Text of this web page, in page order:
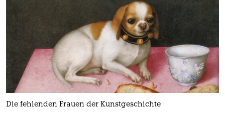
Die fehlenden Frauen der Kunstgeschichte